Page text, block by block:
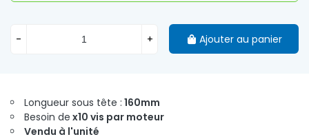
Longueur sous tête : 160mm
Besoin de x10 vis par moteur
Vendu à l'unité
- + Ajouter au panier